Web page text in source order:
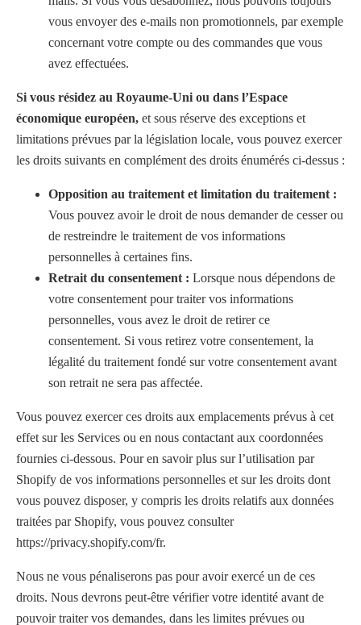
vous envoyer des e-mails non promotionnels, par exemple
concernant votre compte ou des commandes que vous
avez effectuées.
Si vous résidez au Royaume-Uni ou dans l’Espace
économique européen, et sous réserve des exceptions et
limitations prévues par la législation locale, vous pouvez exercer
les droits suivants en complément des droits énumérés ci-dessus :
Opposition au traitement et limitation du traitement :
Vous pouvez avoir le droit de nous demander de cesser ou
de restreindre le traitement de vos informations
personnelles à certaines fins.
Retrait du consentement : Lorsque nous dépendons de
votre consentement pour traiter vos informations
personnelles, vous avez le droit de retirer ce
consentement. Si vous retirez votre consentement, la
légalité du traitement fondé sur votre consentement avant
son retrait ne sera pas affectée.
Vous pouvez exercer ces droits aux emplacements prévus à cet
effet sur les Services ou en nous contactant aux coordonnées
fournies ci-dessous. Pour en savoir plus sur l’utilisation par
Shopify de vos informations personnelles et sur les droits dont
vous pouvez disposer, y compris les droits relatifs aux données
traitées par Shopify, vous pouvez consulter
https://privacy.shopify.com/fr.
Nous ne vous pénaliserons pas pour avoir exercé un de ces
droits. Nous devrons peut-être vérifier votre identité avant de
pouvoir traiter vos demandes, dans les limites prévues ou